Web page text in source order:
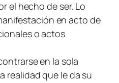
el hecho de ser. Lo
en acto de
o actos
en la sola
realidad que le da su